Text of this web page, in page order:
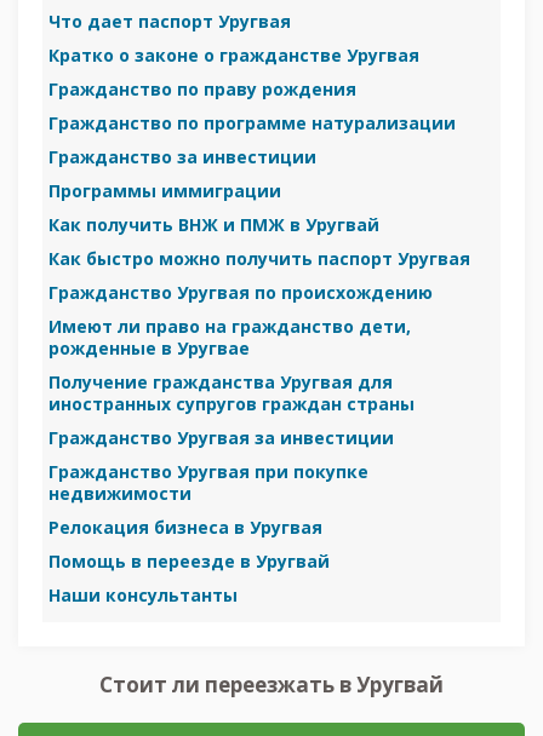
Что дает паспорт Уругвая
Кратко о законе о гражданстве Уругвая
Гражданство по праву рождения
Гражданство по программе натурализации
Гражданство за инвестиции
Программы иммиграции
Как получить ВНЖ и ПМЖ в Уругвай
Как быстро можно получить паспорт Уругвая
Гражданство Уругвая по происхождению
Имеют ли право на гражданство дети,
рожденные в Уругвае
Получение гражданства Уругвая для
иностранных супругов граждан страны
Гражданство Уругвая за инвестиции
Гражданство Уругвая при покупке
недвижимости
Релокация бизнеса в Уругвая
Помощь в переезде в Уругвай
Наши консультанты
Стоит ли переезжать в Уругвай